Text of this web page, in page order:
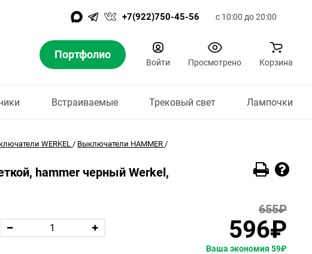
+7(922)750-45-56 с 10:00 до 20:00
Портфолио
Войти Просмотрено Корзина
Встраиваемые Трековый свет Лампочки
WERKEL/ Выключатели HAMMER /
hammer черный Werkel,
655₽
596₽
Ваша экономия 59₽